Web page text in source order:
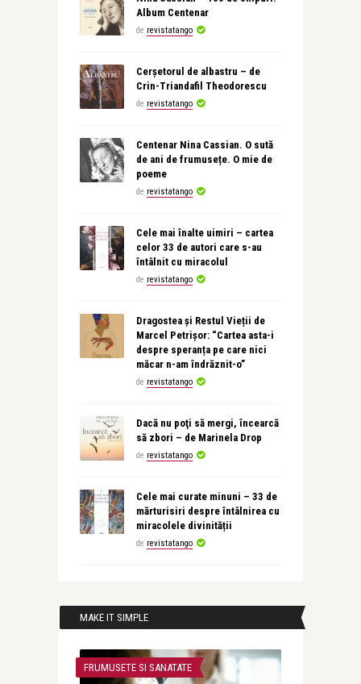
Album Centenar
de revistatango
Cerșetorul de albastru – de
Crin-Triandafil Theodorescu
de revistatango
Centenar Nina Cassian. O sută
de ani de frumusețe. O mie de
poeme
de revistatango
Cele mai înalte uimiri – cartea
celor 33 de autori care s-au
întâlnit cu miracolul
de revistatango
Dragostea și Restul Vieții de
Marcel Petrișor: “Cartea asta-i
despre speranța pe care nici
măcar n-am îndrăznit-o”
de revistatango
Dacă nu poţi să mergi, încearcă
să zbori – de Marinela Drop
de revistatango
Cele mai curate minuni – 33 de
mărturisiri despre întâlnirea cu
miracolele divinității
de revistatango
MAKE IT SIMPLE
FRUMUSETE SI SANATATE